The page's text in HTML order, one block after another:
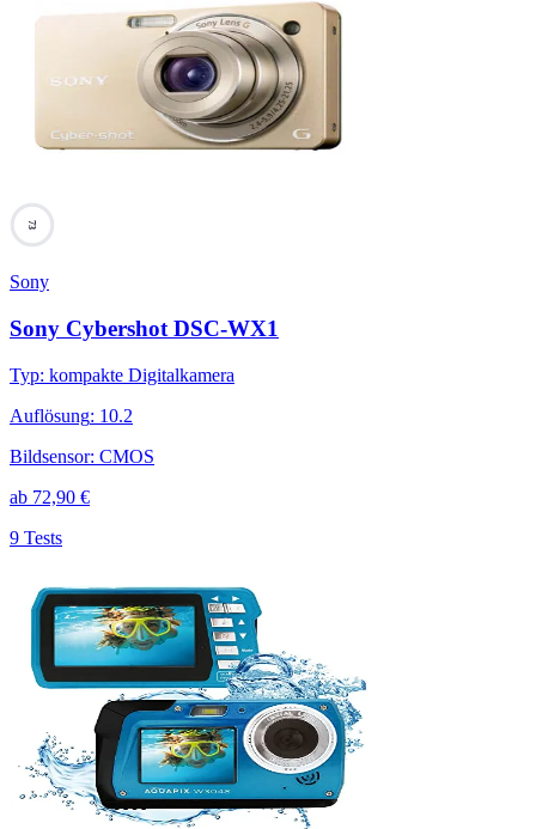
73
Sony
Sony Cybershot DSC-WX1
Typ: kompakte Digitalkamera
Auflösung: 10.2
Bildsensor: CMOS
ab 72,90 €
9 Tests